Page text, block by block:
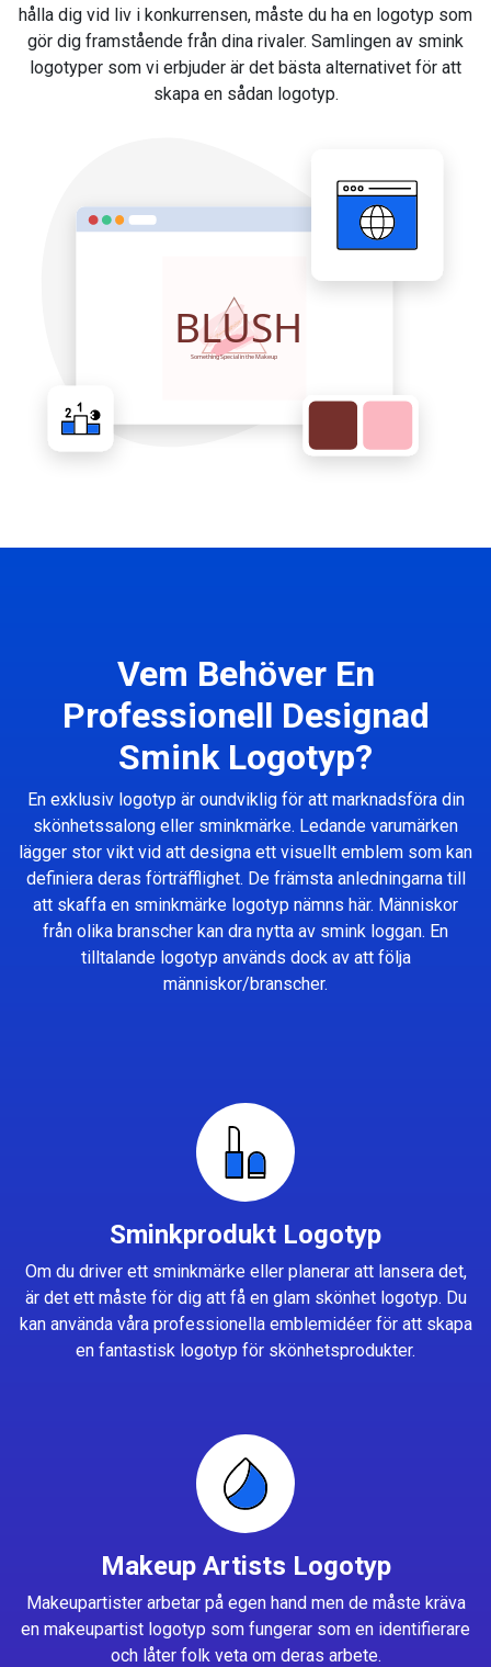
hålla dig vid liv i konkurrensen, måste du ha en logotyp som
gör dig framstående från dina rivaler. Samlingen av smink
logotyper som vi erbjuder är det bästa alternativet för att
skapa en sådan logotyp.
Vem Behöver En
Professionell Designad
Smink Logotyp?
En exklusiv logotyp är oundviklig för att marknadsföra din
skönhetssalong eller sminkmärke. Ledande varumärken
lägger stor vikt vid att designa ett visuellt emblem som kan
definiera deras förträfflighet. De främsta anledningarna till
att skaffa en sminkmärke logotyp nämns här. Människor
från olika branscher kan dra nytta av smink loggan. En
tilltalande logotyp används dock av att följa
människor/branscher.
Sminkprodukt Logotyp
Om du driver ett sminkmärke eller planerar att lansera det,
är det ett måste för dig att få en glam skönhet logotyp. Du
kan använda våra professionella emblemidéer för att skapa
en fantastisk logotyp för skönhetsprodukter.
Makeup Artists Logotyp
Makeupartister arbetar på egen hand men de måste kräva
en makeupartist logotyp som fungerar som en identifierare
och låter folk veta om deras arbete.